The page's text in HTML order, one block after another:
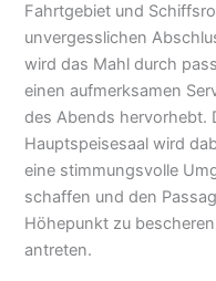
Fahrtgebiet und
unvergesslichen
wird das Mahl durch
einen aufmerksamen
des Abends hervorhebt.
Hauptspeisesaal wird
eine stimmungsvolle
schaffen und den
Höhepunkt zu
antreten.